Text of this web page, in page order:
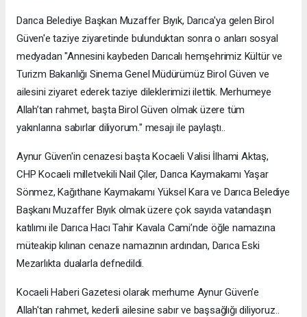
Darıca Belediye Başkan Muzaffer Bıyık, Darıca'ya gelen Birol
Güven'e taziye ziyaretinde bulunduktan sonra o anları sosyal
medyadan "Annesini kaybeden Darıcalı hemşehrimiz Kültür ve
Turizm Bakanlığı Sinema Genel Müdürümüz Birol Güven ve
ailesini ziyaret ederek taziye dileklerimizi ilettik. Merhumeye
Allah’tan rahmet, başta Birol Güven olmak üzere tüm
yakınlarına sabırlar diliyorum." mesajı ile paylaştı..
Aynur Güven'in cenazesi başta Kocaeli Valisi İlhami Aktaş,
CHP Kocaeli milletvekili Nail Çiler, Darıca Kaymakamı Yaşar
Sönmez, Kağıthane Kaymakamı Yüksel Kara ve Darıca Belediye
Başkanı Muzaffer Bıyık olmak üzere çok sayıda vatandaşın
katılımı ile Darıca Hacı Tahir Kavala Cami’nde öğle namazına
müteakip kılınan cenaze namazının ardından, Darıca Eski
Mezarlıkta dualarla defnedildi.
Kocaeli Haberi Gazetesi olarak merhume Aynur Güven'e
Allah'tan rahmet, kederli ailesine sabır ve başsağlığı diliyoruz..